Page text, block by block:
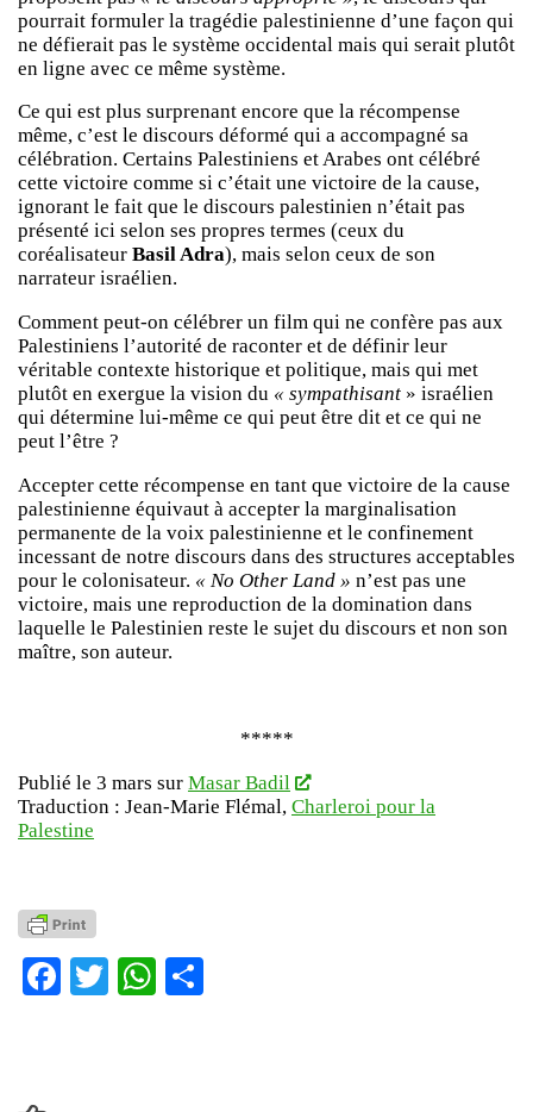
pourrait formuler la tragédie palestinienne d’une façon qui
ne défierait pas le système occidental mais qui serait plutôt
en ligne avec ce même système.
Ce qui est plus surprenant encore que la récompense
même, c’est le discours déformé qui a accompagné sa
célébration. Certains Palestiniens et Arabes ont célébré
cette victoire comme si c’était une victoire de la cause,
ignorant le fait que le discours palestinien n’était pas
présenté ici selon ses propres termes (ceux du
coréalisateur Basil Adra), mais selon ceux de son
narrateur israélien.
Comment peut-on célébrer un film qui ne confère pas aux
Palestiniens l’autorité de raconter et de définir leur
véritable contexte historique et politique, mais qui met
plutôt en exergue la vision du « sympathisant » israélien
qui détermine lui-même ce qui peut être dit et ce qui ne
peut l’être ?
Accepter cette récompense en tant que victoire de la cause
palestinienne équivaut à accepter la marginalisation
permanente de la voix palestinienne et le confinement
incessant de notre discours dans des structures acceptables
pour le colonisateur. « No Other Land » n’est pas une
victoire, mais une reproduction de la domination dans
laquelle le Palestinien reste le sujet du discours et non son
maître, son auteur.
*****
Publié le 3 mars sur Masar Badil
Traduction : Jean-Marie Flémal, Charleroi pour la
Palestine
Facebook
TwitterWhatsApp